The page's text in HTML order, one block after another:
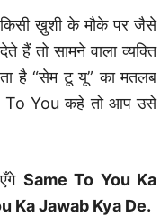
किसी ख़ुशी के मौके पर जैसे
हैं तो सामने वाला व्यक्ति
है “सेम टू यू” का मतलब
To You कहे तो आप उसे
Same To You Ka
Ka Jawab Kya De.